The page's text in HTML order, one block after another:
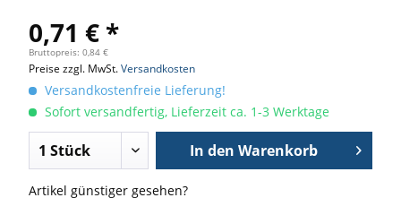
0,71 € *
Bruttopreis: 0,84 €
Preise zzgl. MwSt.Versandkosten
Versandkostenfreie Lieferung!
Sofort versandfertig, Lieferzeit ca. 1-3 Werktage
In den Warenkorb
Artikel günstiger gesehen?